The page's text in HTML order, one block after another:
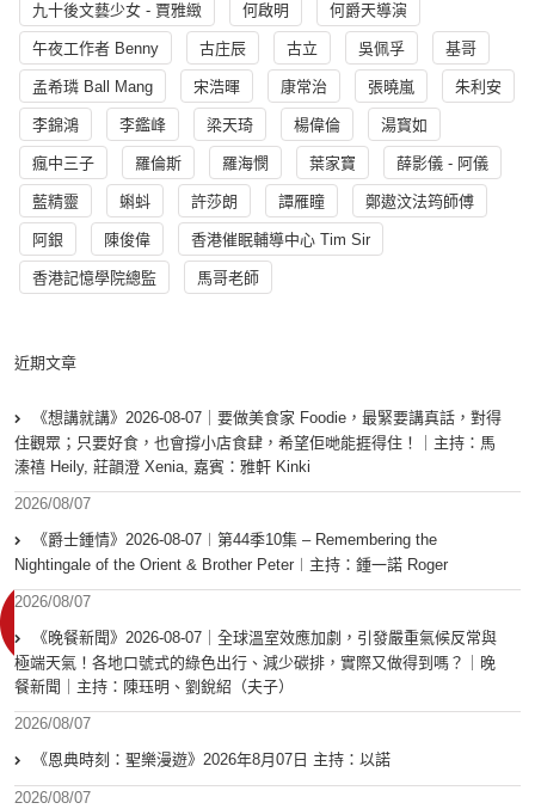
九十後文藝少女 - 賈雅緻 何啟明 何爵天導演
午夜工作者 Benny 古庄辰 古立 吳佩孚 基哥
孟希璘 Ball Mang 宋浩暉 康常治 張曉嵐 朱利安
李錦鴻 李鑑峰 梁天琦 楊偉倫 湯寳如
瘋中三子 羅倫斯 羅海憫 葉家寶 薛影儀 - 阿儀
藍精靈 蝌蚪 許莎朗 譚雁瞳 鄭遨汶法筠師傅
阿銀 陳俊偉 香港催眠輔導中心 Tim Sir
香港記憶學院總監 馬哥老師
近期文章
《想講就講》2026-08-07｜要做美食家 Foodie，最緊要講真話，對得
住觀眾；只要好食，也會撐小店食肆，希望佢哋能捱得住！｜主持：馬
溱禧 Heily, 莊韻澄 Xenia, 嘉賓：雅軒 Kinki
2026/08/07
《爵士鍾情》2026-08-07︱第44季10集 – Remembering the
Nightingale of the Orient & Brother Peter︱主持：鍾一諾 Roger
2026/08/07
《晚餐新聞》2026-08-07｜全球溫室效應加劇，引發嚴重氣候反常與
極端天氣！各地口號式的綠色出行、減少碳排，實際又做得到嗎？｜晚
餐新聞｜主持：陳珏明、劉銳紹（夫子）
2026/08/07
《恩典時刻：聖樂漫遊》2026年8月07日 主持：以諾
2026/08/07